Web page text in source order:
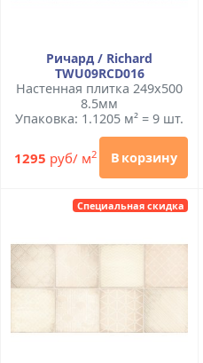
Ричард / Richard
TWU09RCD016
Настенная плитка 249x500
8.5мм
Упаковка: 1.1205 м² = 9 шт.
1295 руб/ м2 В корзину
Специальная скидка